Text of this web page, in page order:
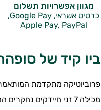
מגוון אפשרויות תשלום
כרטיס אשראי, Google Pay,
Apple Pay, PayPal
ביו קיד של
פרוביוטיקה מתקדמת
מכילה 7 זני חיידקים נחקרים המוגנים בפטנט, במינון של 2 מיליארד חיידקים פעילים בכל כפית מידה.